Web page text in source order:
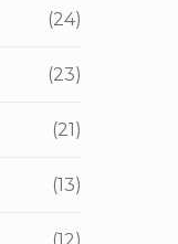
(24)
(23)
(21)
(13)